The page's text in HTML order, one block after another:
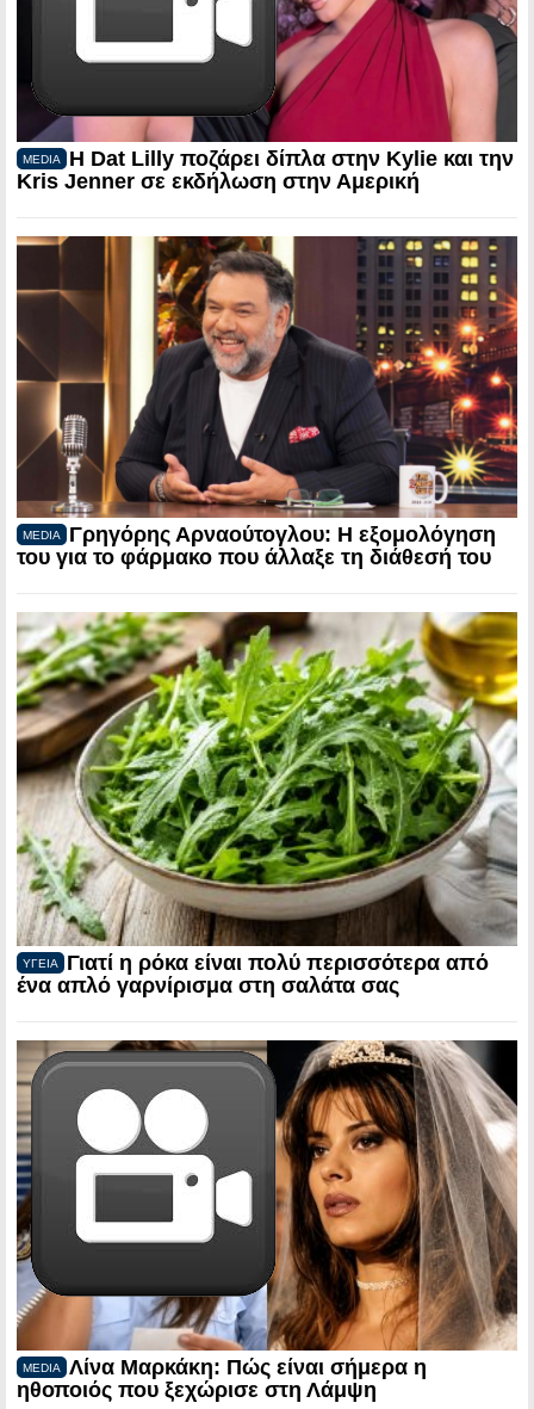
MEDIA
Η Dat Lilly ποζάρει δίπλα στην Kylie και την
Kris Jenner σε εκδήλωση στην Αμερική
MEDIA
Γρηγόρης Αρναούτογλου: Η εξομολόγηση
του για το φάρμακο που άλλαξε τη διάθεσή του
ΥΓΕΙΑ
Γιατί η ρόκα είναι πολύ περισσότερα από
ένα απλό γαρνίρισμα στη σαλάτα σας
MEDIA
Λίνα Μαρκάκη: Πώς είναι σήμερα η
ηθοποιός που ξεχώρισε στη Λάμψη